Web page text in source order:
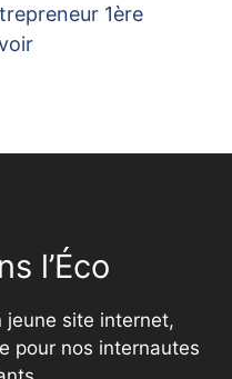
1ère
l’Éco
jeune site internet,
pour nos internautes